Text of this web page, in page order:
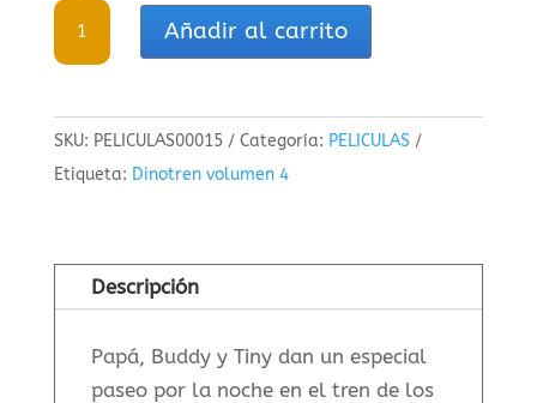
Dinotren
(DVD)
cantidad
Añadir al carrito
SKU: PELICULAS00015 Categoría: PELICULAS
Etiqueta: Dinotren volumen 4
Descripción
Papá, Buddy y Tiny dan un especial
paseo por la noche en el tren de los